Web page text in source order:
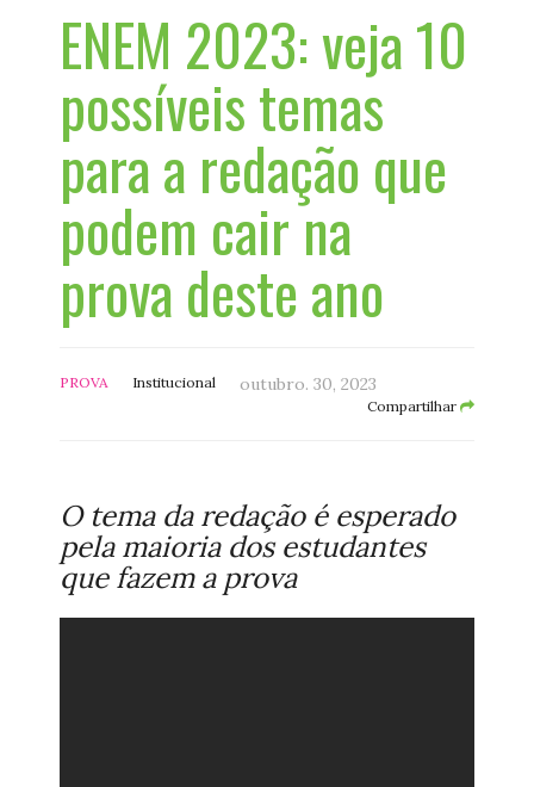
ENEM 2023: veja 10
possíveis temas
para a redação que
podem cair na
prova deste ano
PROVA Institucional outubro. 30, 2023
Compartilhar
O tema da redação é esperado
pela maioria dos estudantes
que fazem a prova